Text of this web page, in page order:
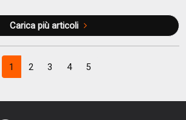
Carica più articoli
1 2 3 4 5